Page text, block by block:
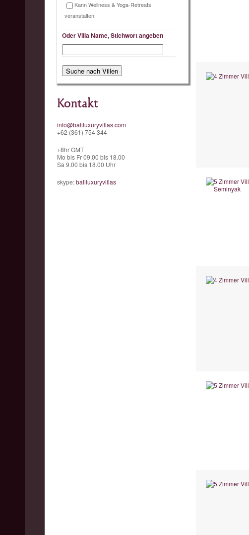
Kann Wellness & Yoga-Retreats
veranstalten
Oder Villa Name, Stichwort angeben
Kontakt
info@baliluxuryvillas.com
+62 (361) 754 344
+8hr GMT
Mo bis Fr 09.00 bis 18.00
Sa 9.00 bis 18.00 Uhr
skype: baliluxuryvillas